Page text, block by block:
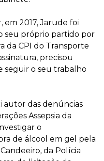
em 2017, Jarude foi
seu próprio partido por
da CPI do Transporte
precisou
seguir o seu trabalho
autor das denúncias
Assepsia da
o
de álcool em gel pela
da Polícia